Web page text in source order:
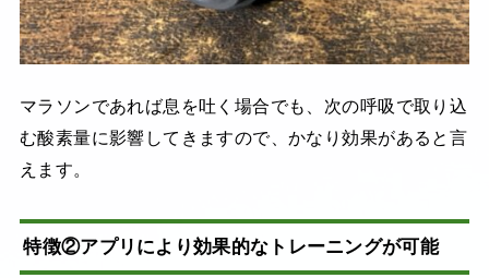
マラソンであれば息を吐く場合でも、次の呼吸で取り込
む酸素量に影響してきますので、かなり効果があると言
えます。
特徴②アプリにより効果的なトレーニングが可能